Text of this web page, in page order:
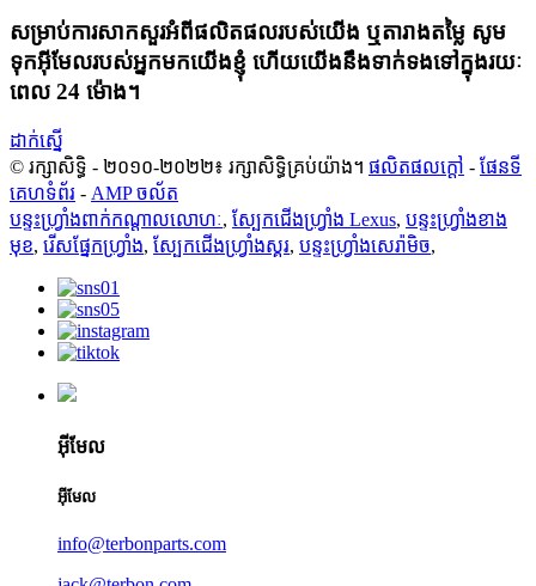
សម្រាប់ការសាកសួរអំពីផលិតផលរបស់យើង ឬតារាងតម្លៃ សូម
ទុកអ៊ីមែលរបស់អ្នកមកយើងខ្ញុំ ហើយយើងនឹងទាក់ទងទៅក្នុងរយៈ
ពេល 24 ម៉ោង។
ដាក់ស្នើ
© រក្សាសិទ្ធិ - ២០១០-២០២២៖ រក្សាសិទ្ធិគ្រប់យ៉ាង។ ផលិតផលក្តៅ - ផែនទី
គេហទំព័រ - AMP ចល័ត
បន្ទះហ្វ្រាំងពាក់កណ្តាលលោហៈ, ស្បែកជើងហ្វ្រាំង Lexus, បន្ទះហ្វ្រាំងខាង
មុខ, រើសផ្នែកហ្វ្រាំង, ស្បែកជើងហ្វ្រាំងស្គរ, បន្ទះហ្វ្រាំងសេរ៉ាមិច,
អ៊ីមែល
អ៊ីមែល
info@terbonparts.com